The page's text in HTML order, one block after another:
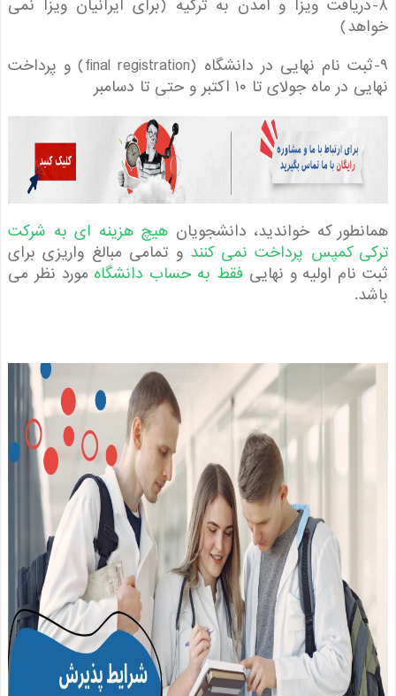
ویزا و آمدن به ترکیه (برای ایرانیان ویزا نمی
۹-ثبت نام نهایی در دانشگاه (final registration) و پرداخت
ماه جولای تا ۱۰ اکتبر و حتی تا دسامبر
که خواندید، دانشجویانهیچ هزینه ای به شرکت
کمپس پرداخت نمی کنند و تمامی مبالغ واریزی برای
اولیه و نهاییفقط به حساب دانشگاهمورد نظر می